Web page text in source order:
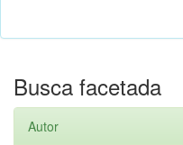
Busca facetada
Autor